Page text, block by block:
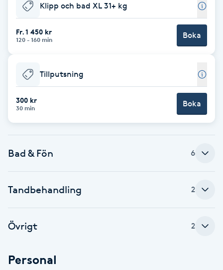
Brynformning
Brynfärgning
Celluliter
Color correction
Damklippning
Klipp och bad XL 31+ kg
Fr. 1 450 kr
120 - 160 min Boka
Tillputsning
300 kr
30 min Boka
Bad & Fön 6
Tandbehandling 2
Övrigt 2
Personal